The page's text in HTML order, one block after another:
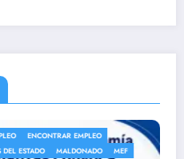
ANEP
AUXILIAR DE LIMPIEZA
AUXILIARES DE SERVICIO